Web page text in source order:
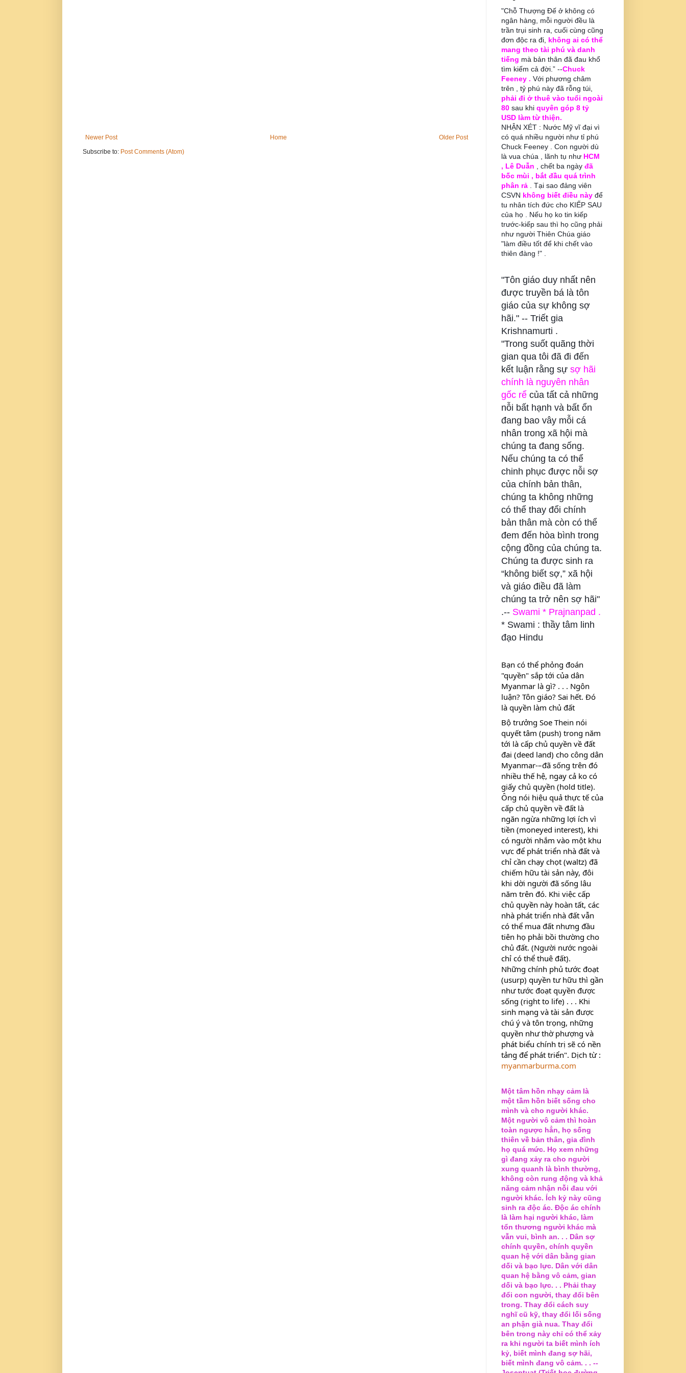
Newer Post Older Post
Home
Subscribe to: Post Comments (Atom)
"Chỗ Thượng Đế ở không có
ngân hàng, mỗi người đều là
trần trụi sinh ra, cuối cùng cũng
đơn độc ra đi, không ai có thể
mang theo tài phú và danh
tiếng mà bản thân đã đau khổ
tìm kiếm cả đời.” --Chuck
Feeney . Với phương châm
trên , tỷ phú này đã rỗng túi,
phải đi ở thuê vào tuổi ngoài
80 sau khi quyên góp 8 tỷ
USD làm từ thiện.
NHẬN XÉT : Nước Mỹ vĩ đại vì
có quá nhiều người như tỉ phú
Chuck Feeney . Con người dù
là vua chúa , lãnh tụ như HCM
, Lê Duẫn , chết ba ngày đã
bốc mùi , bắt đầu quá trình
phân rả . Tại sao đảng viên
CSVN không biết điều này để
tu nhân tích đức cho KIẾP SAU
của họ . Nếu họ ko tin kiếp
trước-kiếp sau thì họ cũng phải
như người Thiên Chúa giáo
"làm điều tốt để khi chết vào
thiên đàng !" .
"Tôn giáo duy nhất nên
được truyền bá là tôn
giáo của sự không sợ
hãi." -- Triết gia
Krishnamurti .
"Trong suốt quãng thời
gian qua tôi đã đi đến
kết luận rằng sự sợ hãi
chính là nguyên nhân
gốc rể của tất cả những
nỗi bất hạnh và bất ổn
đang bao vây mỗi cá
nhân trong xã hội mà
chúng ta đang sống.
Nếu chúng ta có thể
chinh phục được nỗi sợ
của chính bản thân,
chúng ta không những
có thể thay đổi chính
bản thân mà còn có thể
đem đến hòa bình trong
cộng đồng của chúng ta.
Chúng ta được sinh ra
“không biết sợ,” xã hội
và giáo điều đã làm
chúng ta trở nên sợ hãi"
.-- Swami * Prajnanpad .
* Swami : thầy tâm linh
đạo Hindu
Bạn có thể phỏng đoán
"quyền" sắp tới của dân
Myanmar là gì? . . . Ngôn
luận? Tôn giáo? Sai hết. Đó
là quyền làm chủ đất
Bộ trưởng Soe Thein nói
quyết tâm (push) trong năm
tới là cấp chủ quyền về đất
đai (deed land) cho công dân
Myanmar-–đã sống trên đó
nhiều thế hệ, ngay cả ko có
giấy chủ quyền (hold title).
Ông nói hiệu quả thực tế của
cấp chủ quyền về đất là
ngăn ngừa những lợi ích vì
tiền (moneyed interest), khi
có người nhắm vào một khu
vực để phát triển nhà đất và
chỉ cần chạy chọt (waltz) đã
chiếm hữu tài sản này, đôi
khi dời người đã sống lâu
năm trên đó. Khi việc cấp
chủ quyền này hoàn tất, các
nhà phát triển nhà đất vẫn
có thể mua đất nhưng đầu
tiên họ phải bồi thường cho
chủ đất. (Người nước ngoài
chỉ có thể thuê đất).
Những chính phủ tước đoạt
(usurp) quyền tư hữu thì gần
như tước đoạt quyền được
sống (right to life) . . . Khi
sinh mạng và tài sản được
chú ý và tôn trọng, những
quyền như thờ phượng và
phát biểu chính trị sẽ có nền
myanmarburma.com
Một tâm hồn nhạy cảm là
một tầm hồn biết sống cho
mình và cho người khác.
Một người vô cảm thì hoàn
toàn ngược hẳn, họ sống
thiên về bản thân, gia đình
họ quá mức. Họ xem những
gì đang xảy ra cho người
xung quanh là bình thường,
không còn rung động và khả
năng cảm nhận nỗi đau với
người khác. Ích kỷ này cũng
sinh ra độc ác. Độc ác chính
là làm hại người khác, làm
tổn thương người khác mà
vẫn vui, bình an. . . Dân sợ
chính quyền, chính quyền
quan hệ với dân bằng gian
dối và bạo lực. Dân với dân
quan hệ bằng vô cảm, gian
dối và bạo lực. . . Phải thay
đổi con người, thay đổi bên
trong. Thay đổi cách suy
nghĩ cũ kỹ, thay đổi lối sống
an phận già nua. Thay đổi
bên trong này chỉ có thể xảy
ra khi người ta biết mình ích
kỷ, biết mình đang sợ hãi,
biết mình đang vô cảm. . . --